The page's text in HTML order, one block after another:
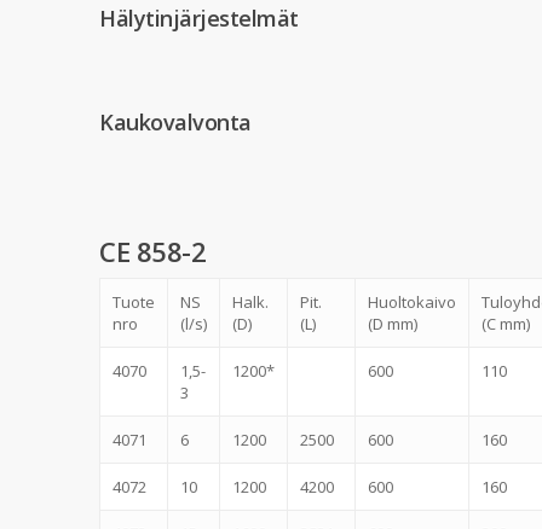
Hälytinjärjestelmät
Kaukovalvonta
CE 858-2
Tuote
nro
NS
(l/s)
Halk.
(D)
Pit.
(L)
Huoltokaivo
(D mm)
(C mm)
4070
1,5-
3
1200* 600 110
4071 6 1200 2500 600 160
4072 10 1200 4200 600 160